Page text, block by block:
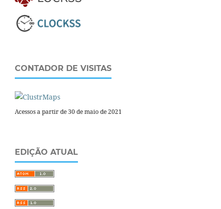
CONTADOR DE VISITAS
Acessos a partir de 30 de maio de 2021
EDIÇÃO ATUAL